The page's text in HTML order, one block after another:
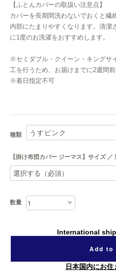
【ふとんカバーの取扱い注意点】
カバーを長期間洗わないでおくと繊
内部にたまりやすくなります。清潔
に1度のお洗濯をおすすめします。
※セミダブル・クイーン・キングサ
工を行うため、お届けまでに2週間
※着日指定不可
種類
【掛け布団カバー ジーマス】サイズ ／
数量
International
Add to
日本国内にお